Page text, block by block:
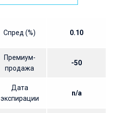
Спред (%) 0.10
Премиум-
продажа
-50
Дата
экспирации
n/a